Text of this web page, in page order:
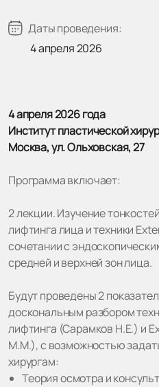
Даты проведения:
4 апреля 2026
4 апреля 2026 года
Институт пластической
Москва, ул. Ольховская, 27
Программа включает:
2 лекции. Изучение
лифтинга лица и техники
сочетании с
средней и верхней зон лица.
Будут проведены 2
доскональным разбором
лифтинга (Сарамков Н.Е.) и
М.М.), с возможностью
хирургам:
Теория осмотра и